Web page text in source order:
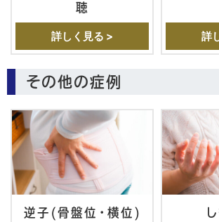
聴
詳しく見る > 詳
その他の症例
逆子(骨盤位・横位)